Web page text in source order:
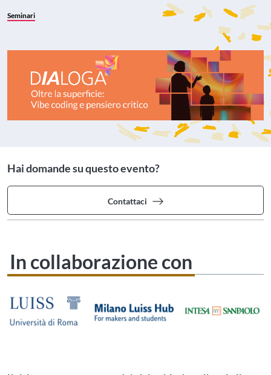
Seminari
Hai domande su questo evento?
Contattaci
In collaborazione con